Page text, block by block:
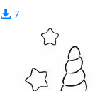
7